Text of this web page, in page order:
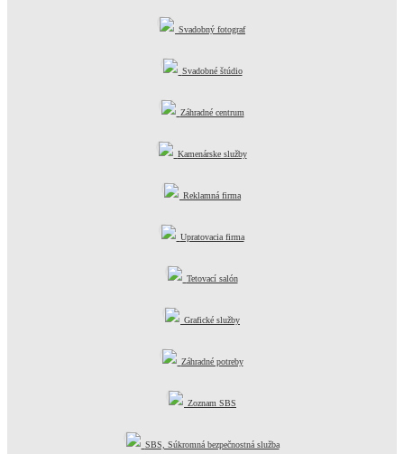
Svadobný fotograf
Svadobné štúdio
Záhradné centrum
Kamenárske služby
Reklamná firma
Upratovacia firma
Tetovací salón
Grafické služby
Záhradné potreby
Zoznam SBS
SBS, Súkromná bezpečnostná služba